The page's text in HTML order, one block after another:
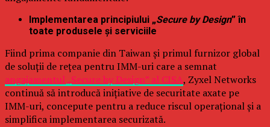
Implementarea principiului „Secure by Design” în
toate produsele și serviciile
Fiind prima companie din Taiwan și primul furnizor global
de soluții de rețea pentru IMM-uri care a semnat
angajamentul „Secure by Design” al CISA, Zyxel Networks
continuă să introducă inițiative de securitate axate pe
IMM-uri, concepute pentru a reduce riscul operațional și a
simplifica implementarea securizată.